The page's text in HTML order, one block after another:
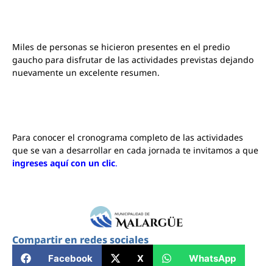
Miles de personas se hicieron presentes en el predio
gaucho para disfrutar de las actividades previstas dejando
nuevamente un excelente resumen.
Para conocer el cronograma completo de las actividades
que se van a desarrollar en cada jornada te invitamos a que
ingreses aquí con un clic.
Compartir en redes sociales
Facebook X WhatsApp